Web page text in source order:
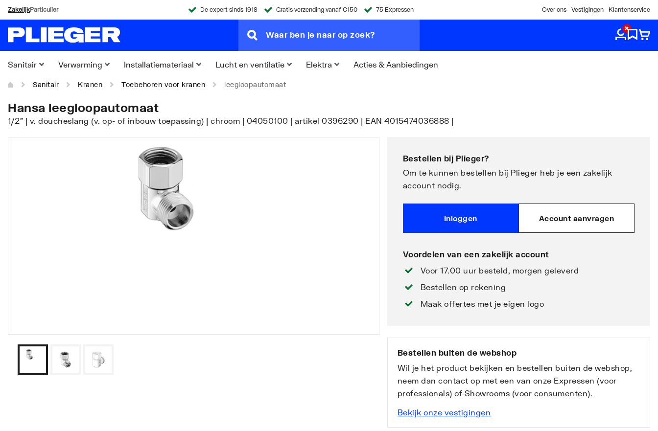
ZakelijkParticulier De expert sinds 1918 Gratis verzending vanaf €150 75 Expressen Over ons Vestigingen Klantenservice
Sanitair Verwarming Installatiemateriaal Lucht en ventilatie Elektra Acties & Aanbiedingen
Sanitair Kranen Toebehoren voor kranen leegloopautomaat
Hansa leegloopautomaat
1/2" | v. doucheslang (v. op- of inbouw toepassing) | chroom | 04050100 | artikel 0396290 | EAN 4015474036888 |
Bestellen bij Plieger?
Om te kunnen bestellen bij Plieger heb je een zakelijk
account nodig.
Inloggen Account aanvragen
Voordelen van een zakelijk account
Voor 17.00 uur besteld, morgen geleverd
Bestellen op rekening
Maak offertes met je eigen logo
Bestellen buiten de webshop
Wil je het product bekijken en bestellen buiten de webshop,
neem dan contact op met een van onze Expressen (voor
professionals) of Showrooms (voor consumenten).
Bekijk onze vestigingen